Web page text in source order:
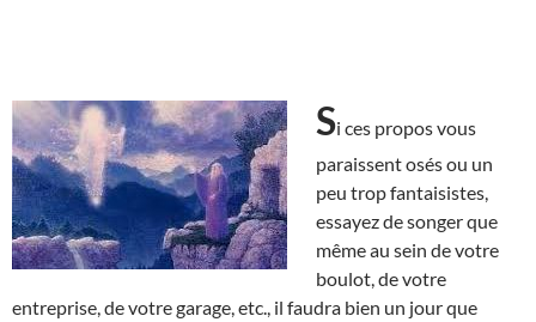
Si ces propos vous
paraissent osés ou un
peu trop fantaisistes,
essayez de songer que
même au sein de votre
boulot, de votre
entreprise, de votre garage, etc., il faudra bien un jour que